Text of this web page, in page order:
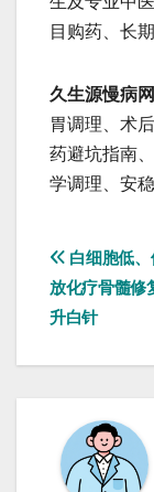
目购药、长期
久生源慢病网
胃调理、术
药避坑指南
学调理、安稳
文
章
导
白细胞低、
放化疗骨髓修
升白针